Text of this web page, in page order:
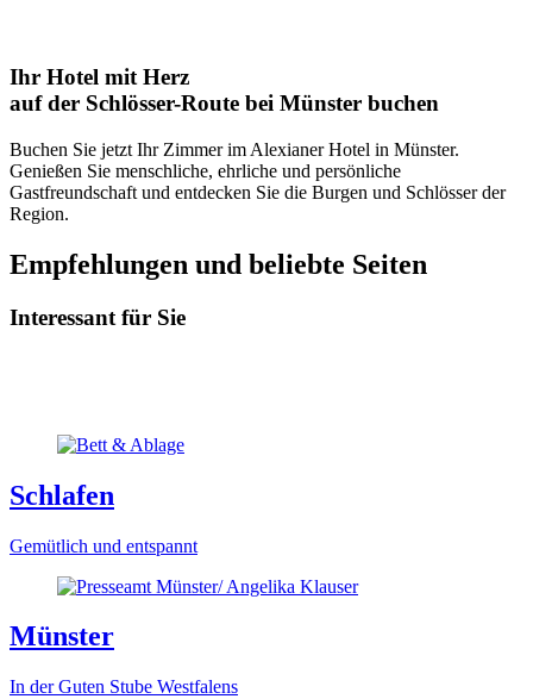
Ihr Hotel mit Herz
auf der Schlösser-Route bei Münster buchen
Buchen Sie jetzt Ihr Zimmer im Alexianer Hotel in Münster.
Genießen Sie menschliche, ehrliche und persönliche
Gastfreundschaft und entdecken Sie die Burgen und Schlösser der
Region.
Empfehlungen und beliebte Seiten
Interessant für Sie
Schlafen
Gemütlich und entspannt
Münster
In der Guten Stube Westfalens